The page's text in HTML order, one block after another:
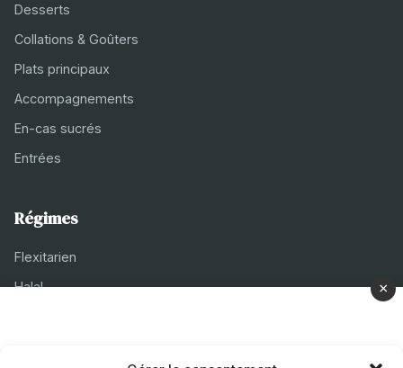
Desserts
Collations & Goûters
Plats principaux
Accompagnements
En-cas sucrés
Entrées
Régimes
Flexitarien
Halal
×